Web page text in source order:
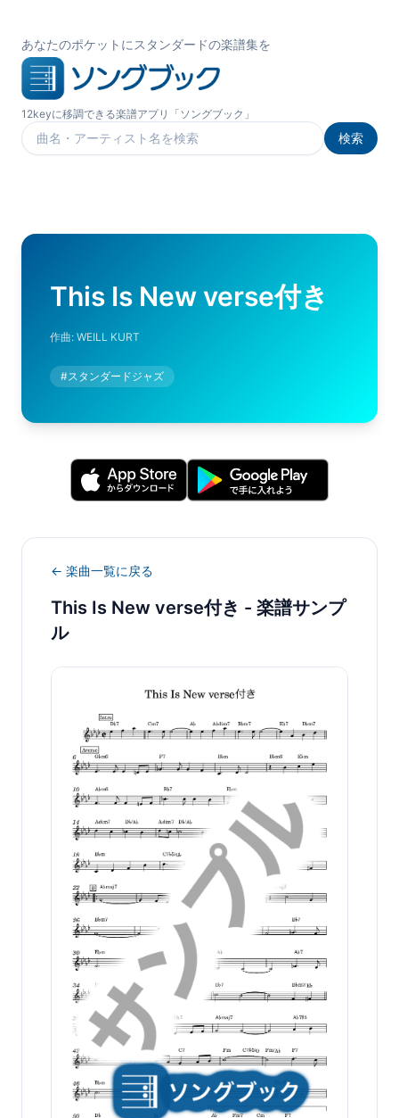
あなたのポケットにスタンダードの楽譜集を
12keyに移調できる楽譜アプリ「ソングブック」
楽曲を検索
検索
This Is New verse付き
作曲: WEILL KURT
#スタンダードジャズ
← 楽曲一覧に戻る
This Is New verse付き - 楽譜サンプ
ル